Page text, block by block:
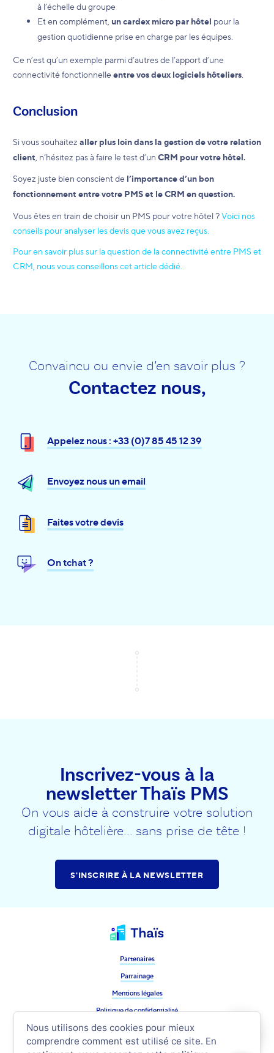
à l’échelle du groupe
Et en complément, un cardex micro par hôtel pour la
gestion quotidienne prise en charge par les équipes.
Ce n’est qu’un exemple parmi d’autres de l’apport d’une
connectivité fonctionnelle entre vos deux logiciels hôteliers
Conclusion
Si vous souhaitez aller plus loin dans la gestion de votre relation
client , n’hésitez pas à faire le test d’un CRM pour votre hôtel.
Soyez juste bien conscient de l’importance d’un bon
fonctionnement entre votre PMS et le CRM en question.
Vous êtes en train de choisir un PMS pour votre hôtel ?Voici nos
conseils pour analyser les devis que vous avez reçus.
Pour en savoir plus sur la question de la connectivité entre PMS et
CRM, nous vous conseillons cet article dédié.
Convaincu ou envie d’en savoir plus ?
Contactez nous,
Appelez nous : +33 (0)7 85 45 12 39
Envoyez nous un email
Faites votre devis
On tchat ?
Inscrivez-vous à la
newsletter Thaïs PMS
On vous aide à construire votre solution
digitale hôtelière... sans prise de tête !
S'INSCRIRE À LA NEWSLETTER
Partenaires
Parrainage
Mentions légales
Politique de confidentialité
Suivez nous !
Nous utilisons des cookies pour mieux
comprendre comment est utilisé ce site. En